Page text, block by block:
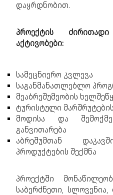
დაყრდნობით.
პროექტის
აქტივობები:
სამეცნიერო კვლევა
საგანმანათლებლო
მეაბრეშუმეობის
ტურისტული
მოდისა და
განვითარება
აბრეშუმთან
პროდუქტების შექმნა
პროექტში
საბერძნეთი,